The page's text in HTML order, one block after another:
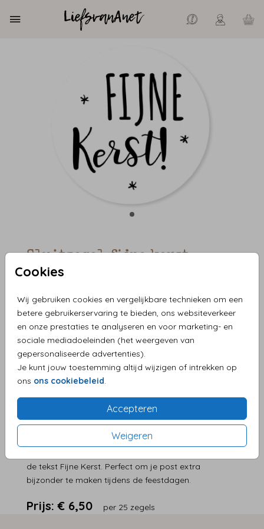
Cookies
Wij gebruiken cookies en vergelijkbare technieken om een
betere gebruikerservaring te bieden, ons websiteverkeer
en onze prestaties te analyseren en voor marketing- en
sociale mediadoeleinden (het weergeven van
gepersonaliseerde advertenties).
Je kunt jouw toestemming altijd wijzigen of intrekken op
ons ons cookiebeleid.
Accepteren
Weigeren
Sluitzegel fijne kerst
Heb je vragen? Neem dan contact met ons op.
Persoonlijke service en supersnelle levering
Eenvoudig zelf je product maken
Levering aan huis
OMSCHRIJVING
Voeg een warme, feestelijke touch toe aan je
de tekst Fijne Kerst. Perfect om je post extra
bijzonder te maken tijdens de feestdagen.
Prijs:€ 6,50 per 25 zegels